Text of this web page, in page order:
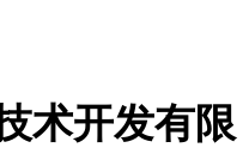
术开发有限